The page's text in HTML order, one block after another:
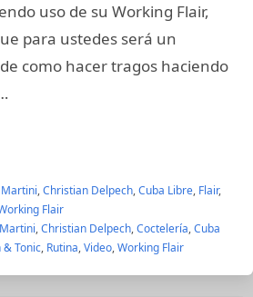
uso de su Working Flair,
para ustedes será un
como hacer tragos haciendo
,Christian Delpech,Cuba Libre, Flair,
Flair
,Christian Delpech,Coctelería,Cuba
& Tonic, Rutina,Video,Working Flair